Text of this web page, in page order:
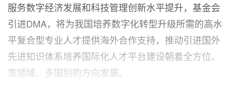
服务数字经济发展和科技管理创新水平提升，基金会
引进DMA，将为我国培养数字化转型升级所需的高水
平复合型专业人才提供海外合作支持，推动引进国外
先进知识体系培养国际化人才平台建设朝着全方位、
宽领域、多国别的方向发展。